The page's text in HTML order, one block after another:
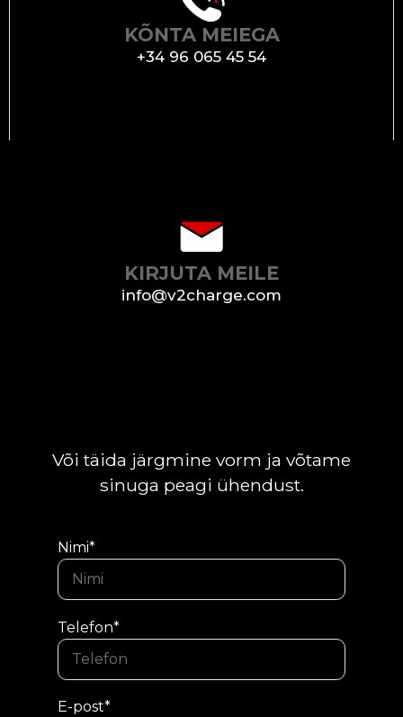
KÕNTA MEIEGA
+34 96 065 45 54
KIRJUTA MEILE
info@v2charge.com
Või täida järgmine vorm ja võtame
sinuga peagi ühendust.
Nimi*
Telefon*
E-post*